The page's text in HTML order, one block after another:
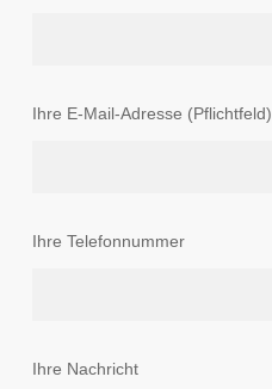
Ihre E-Mail-Adresse (Pflichtfeld)
Ihre Telefonnummer
Ihre Nachricht